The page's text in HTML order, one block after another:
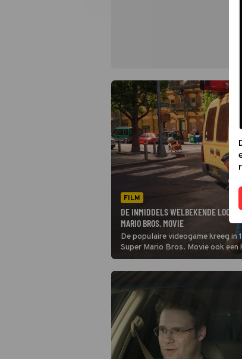
FILM
DE INMIDDELS WELBEKENDE
MARIO BROS. MOVIE
De populaire videogame kreeg in
Super Mario Bros. Movie ook